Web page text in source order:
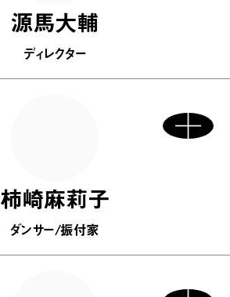
源馬大輔
ディレクター
柿崎麻莉子
ダンサー/振付家